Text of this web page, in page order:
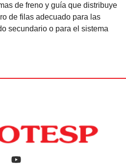
de freno y guía que distribuye
de filas adecuado para las
secundario o para el sistema